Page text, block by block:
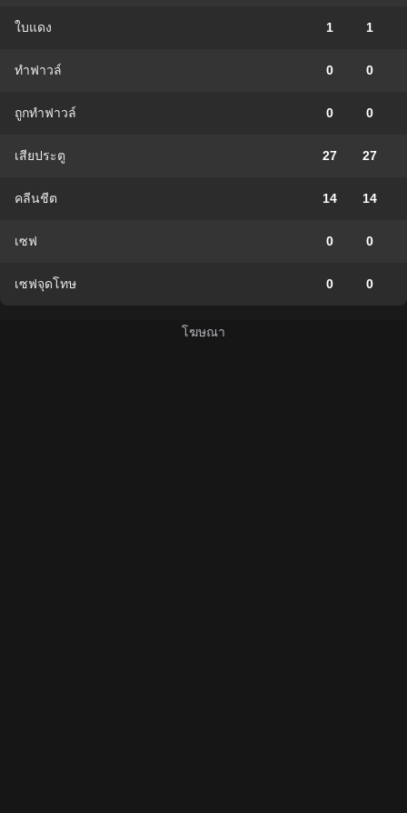
ใบแดง 1 1
ทำฟาวล์ 0 0
ถูกทำฟาวล์ 0 0
เสียประตู 27 27
คลีนชีต 14 14
เซฟ 0 0
เซฟจุดโทษ 0 0